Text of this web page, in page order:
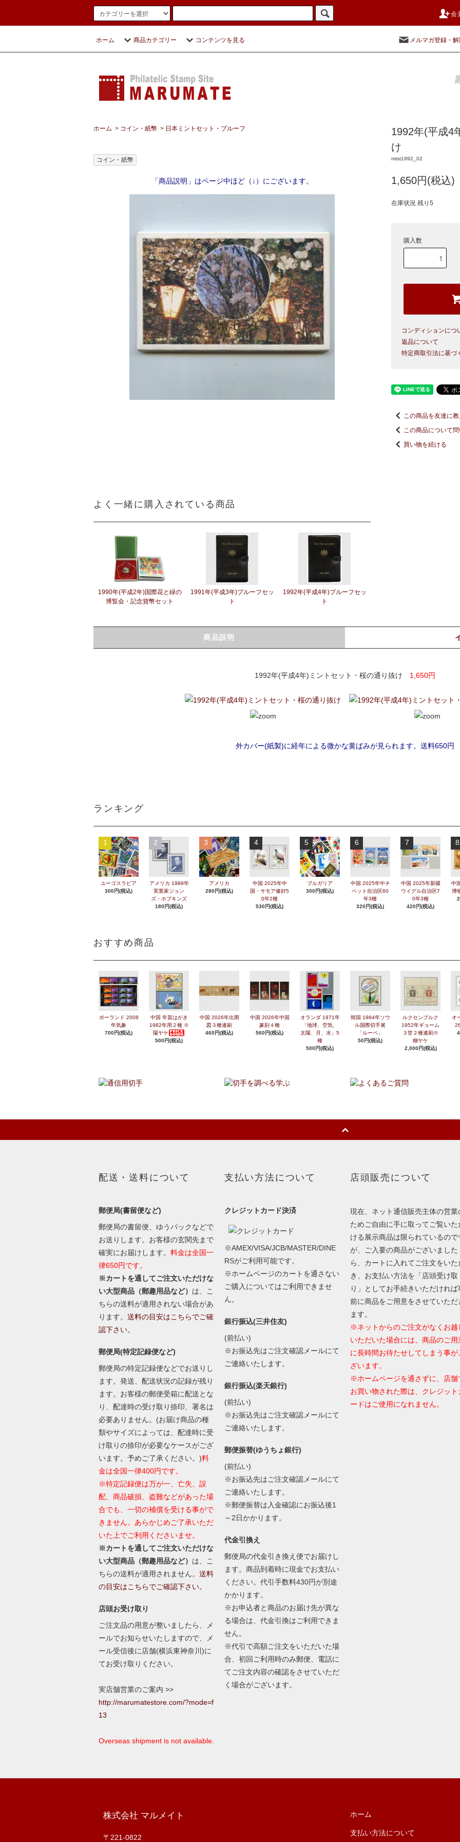
会
ホーム 商品カテゴリー コンテンツを見る メルマガ登録・
ホーム > コイン・紙幣 > 日本ミントセット・プルーフ
コイン・紙幣
「商品説明」はページ中ほど（↓）にございます。
よく一緒に購入されている商品
1990年(平成2年)国際花と緑の
博覧会・記念貨幣セット
1991年(平成3年)プルーフセッ
ト
1992年(平成4年)プルーフセッ
ト
1992年(平成4
け
mtst1992_02
1,650円(税込)
在庫状況 残り5
購入数
コンディションにつ
返品について
特定商取引法に基づ
この商品を友達に
この商品について
買い物を続ける
商品説明
1992年(平成4年)ミントセット・桜の通り抜け 1,650円
外カバー(紙製)に経年による微かな黄ばみが見られます。送料650円
ランキング
1
ユーゴスラビア
300円(税込)
2
アメリカ 1989年
実業家ジョン
ズ・ホプキンズ
180円(税込)
3
アメリカ
280円(税込)
4
中国 2025年中
国・サモア修好5
0年2種
530円(税込)
5
ブルガリア
300円(税込)
6
中国 2025年中チ
ベット自治区60
年3種
320円(税込)
7
中国 2025年新疆
ウイグル自治区7
0年3種
420円(税込)
8
中
博
おすすめ商品
ポーランド 2008
年気象
700円(税込)
中国 年賀はがき
1982年用２種 ※
陽ヤケ
500円(税込)
中国 2026年出圉
図３種連刷
460円(税込)
中国 2026年中国
篆刻４種
560円(税込)
オランダ 1971年
「地球、空気、
太陽、月、水」5
種
500円(税込)
韓国 1984年ソウ
ル国際切手展
「ルーペ」
50円(税込)
ルクセンブルク
1952年ギョーム
３世２種連刷※
糊ヤケ
2,000円(税込)
オ
配送・送料について
郵便局(書留便など)
郵便局の書留便、ゆうパックなどで
お送りします。お客様の玄関先まで
確実にお届けします。 料金は全国一
律650円です。
※カートを通してご注文いただけな
い大型商品（郵趣用品など） は、こ
ちらの送料が適用されない場合があ
ります。 送料の目安はこちらでご確
認下さい。
郵便局(特定記録便など)
郵便局の特定記録便などでお送りし
ます。発送、配送状況の記録が残り
ます。お客様の郵便受箱に配送とな
り、配達時の受け取り捺印、署名は
必要ありません。(お届け商品の種
類やサイズによっては、配達時に受
け取りの捺印が必要なケースがござ
います。予めご了承ください。)料
金は全国一律400円です。
※特定記録便は万が一、亡失、誤
配、商品破損、盗難などがあった場
合でも、一切の補償を受ける事がで
きません。あらかじめご了承いただ
いた上でご利用くださいませ。
※カートを通してご注文いただけな
い大型商品（郵趣用品など） は、こ
ちらの送料が適用されません。 送料
の目安はこちらでご確認下さい。
店頭お受け取り
ご注文品の用意が整いましたら、メ
ールでお知らせいたしますので、メ
ール受信後に店舗(横浜東神奈川)に
てお受け取りください。
実店舗営業のご案内 >>
http://marumatestore.com/?mode=f
13
Overseas shipment is not available.
支払い方法について
クレジットカード決済
※AMEX/VISA/JCB/MASTER/DINE
RSがご利用可能です。
※ホームページのカートを通さない
ご購入についてはご利用できませ
ん。
銀行振込(三井住友)
(前払い)
※お振込先はご注文確認メールにて
ご連絡いたします。
銀行振込(楽天銀行)
(前払い)
※お振込先はご注文確認メールにて
ご連絡いたします。
郵便振替(ゆうちょ銀行)
(前払い)
※お振込先はご注文確認メールにて
ご連絡いたします。
※郵便振替は入金確認にお振込後1
～2日かかります。
代金引換え
郵便局の代金引き換え便でお届けし
ます。商品到着時に現金でお支払い
ください。代引手数料430円が別途
かかります。
※お申込者と商品のお届け先が異な
る場合は、代金引換はご利用できま
せん。
※代引で高額ご注文をいただいた場
合、初回ご利用時のみ郵便、電話に
てご注文内容の確認をさせていただ
く場合がございます。
店頭販売について
現在、ネット通信販売主体の営業
ためご自由に手に取ってご覧いた
ける展示商品は限られているので
が、ご入要の商品がございました
ら、カートに入れてご注文をいた
き、お支払い方法を「店頭受け取
り」としてお手続きいただければ
前に商品をご用意をさせていただ
ます。
※ネットからのご注文がなくお越
いただいた場合には、商品のご用
に長時間お待たせしてしまう事が
ざいます。
※ホームページを通さずに、店舗
お買い物された際は、クレジット
ードはご使用になれません。
株式会社 マルメイト
〒221-0822
ホーム
支払い方法について